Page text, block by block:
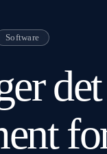
Software